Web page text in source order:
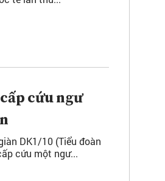
cứu ngư
DK1/10 (Tiểu đoàn
cứu một ngư...